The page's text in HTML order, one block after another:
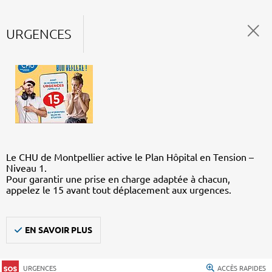
URGENCES
Le CHU de Montpellier active le Plan Hôpital en Tension –
Niveau 1.
Pour garantir une prise en charge adaptée à chacun,
appelez le 15 avant tout déplacement aux urgences.
EN SAVOIR PLUS
URGENCES ACCÈS RAPIDES